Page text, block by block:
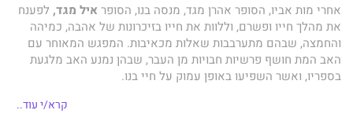
אחרי מות אביו, הסופר אהרן מגד, מנסה בנו, הסופראיל מגד, לפענח
את מהלך חייו ופשרם, וללוות את חייו בזיכרונות של אהבה, כמיהה
והחמצה, שבהם מתערבבות שאלות מכאיבות. המפגש המאוחר עם
האב המת חושף פרשיות חבויות מן העבר, שבהן נמנע האב מלגעת
בספריו, ואשר השפיעו באופן עמוק על חיי בנו.
קרא/י עוד..